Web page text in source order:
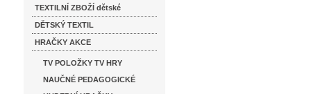
TEXTILNÍ ZBOŽÍ dětské
DĚTSKÝ TEXTIL
HRAČKY AKCE
TV POLOŽKY TV HRY
NAUČNÉ PEDAGOGICKÉ